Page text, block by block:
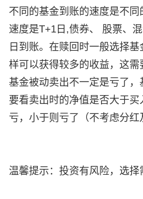
不同的基金到账的速度是不
速度是T+1日,债券、 股票、
日到账。在赎回时一般选择
样可以获得较多的收益，这需
基金被动卖出不一定是亏了，
要看卖出时的净值是否大于
亏，小于则亏了（不考虑分红
温馨提示：投资有风险，选择